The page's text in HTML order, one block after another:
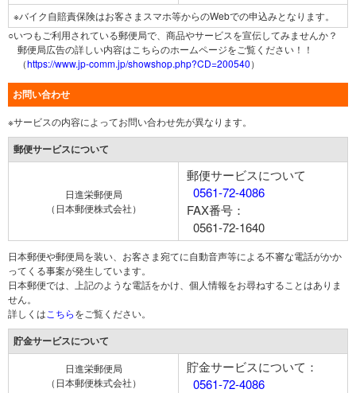
※バイク自賠責保険はお客さまスマホ等からのWebでの申込みとなります。
○いつもご利用されている郵便局で、商品やサービスを宣伝してみませんか？
郵便局広告の詳しい内容はこちらのホームページをご覧ください！！
（https://www.jp-comm.jp/showshop.php?CD=200540）
お問い合わせ
※サービスの内容によってお問い合わせ先が異なります。
郵便サービスについて
日進栄郵便局
（日本郵便株式会社）
郵便サービスについて
0561-72-4086
FAX番号：
0561-72-1640
日本郵便や郵便局を装い、お客さま宛てに自動音声等による不審な電話がかか
ってくる事案が発生しています。
日本郵便では、上記のような電話をかけ、個人情報をお尋ねすることはありま
せん。
詳しくは こちらをご覧ください。
貯金サービスについて
日進栄郵便局
（日本郵便株式会社）
貯金サービスについて：
0561-72-4086